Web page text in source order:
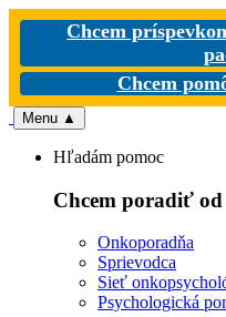
Chcem
Chcem
Menu ▲
Hľadám pomoc
Chcem poradiť
Onkoporadňa
Sprievodca
Sieť
Psychologická